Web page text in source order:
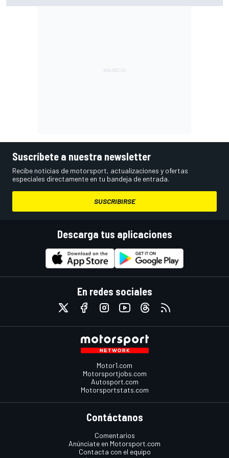
Suscríbete a nuestra newsletter
Recibe noticias de motorsport, actualizaciones y ofertas
especiales directamente en tu bandeja de entrada.
SUSCRIBIRSE
Descarga tus aplicaciones
En redes sociales
Motor1.com
Motorsportjobs.com
Autosport.com
Motorsportstats.com
Contáctanos
Comentarios
Anúnciate en Motorsport.com
Contacta con el equipo